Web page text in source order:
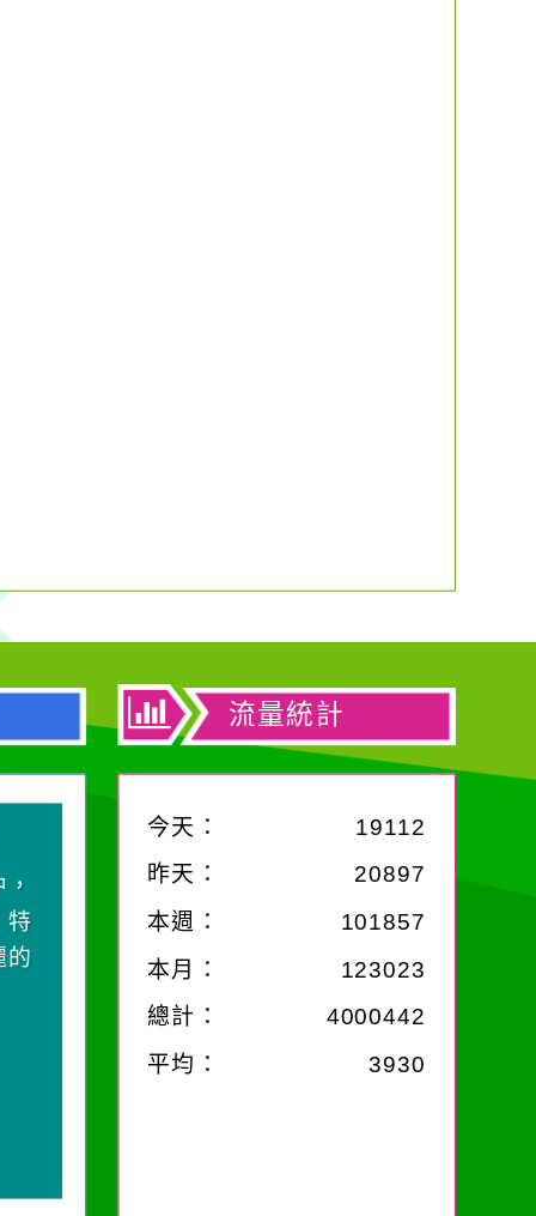
特
的
流量統計
今天：
19112
昨天：
20897
本週： 101857
本月：
123023
總計：
4000442
平均：
3930